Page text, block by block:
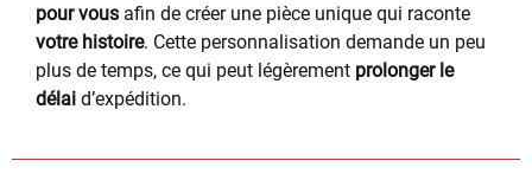
pour vous afin de créer une pièce unique qui raconte
votre histoire. Cette personnalisation demande un peu
plus de temps, ce qui peut légèrement prolonger le
délai d’expédition.